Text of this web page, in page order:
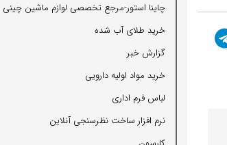
چاینا استور-مرجع تخصصی لوازم ماشین چینی
خرید طلای آب شده
گزارش خبر
خرید مواد اولیه دارویی
لباس فرم اداری
نرم افزار ساخت نظرسنجی آنلاین